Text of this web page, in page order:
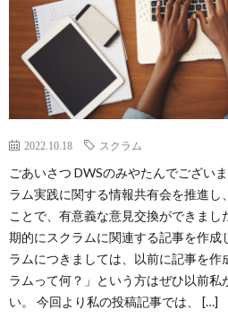
2022.10.18 スクラム
ごあいさつ DWSのみやたんでござい
ラム実践に関する情報共有会を推進し
ことで、有意義な意見交換ができまし
期的にスクラムに関連する記事を作成
ラムにつきましては、以前に記事を作
ラムって何？」という方はぜひ以前私
い。 今回より私の投稿記事では、 […]